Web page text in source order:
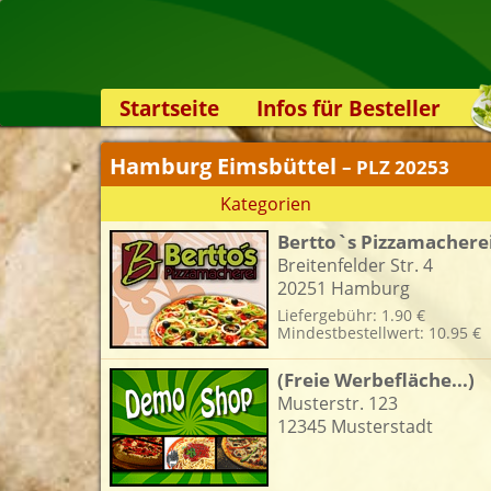
Startseite
Infos für Besteller
Lieferservice-App
Weiterempfehlen
Newsletter
Sicherheit
Kontakt
Hamburg Eimsbüttel – PLZ 20253
Kategorien
Bertto`s
Breitenfelder Str. 4
20251 Hamburg
Liefergebühr: 1.90 €
Mindestbestellwert: 10.95 €
(Freie Werbefläche...)
Musterstr. 123
12345 Musterstadt